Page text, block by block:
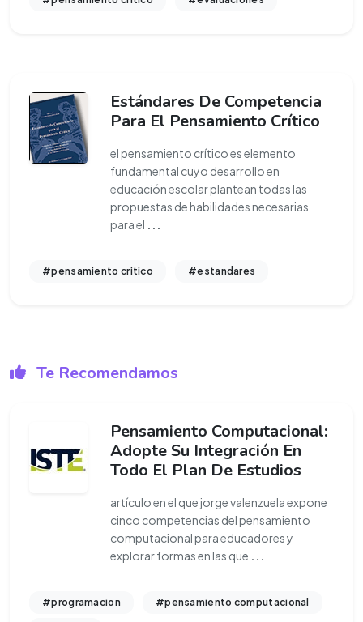
Estándares De Competencia
Para El Pensamiento Crítico
el pensamiento crítico es elemento
fundamental cuyo desarrollo en
educación escolar plantean todas las
propuestas de habilidades necesarias
para el ...
#pensamiento critico #estandares
Te Recomendamos
Pensamiento Computacional:
Adopte Su Integración En
Todo El Plan De Estudios
artículo en el que jorge valenzuela expone
cinco competencias del pensamiento
computacional para educadores y
explorar formas en las que ...
#programacion #pensamiento computacional